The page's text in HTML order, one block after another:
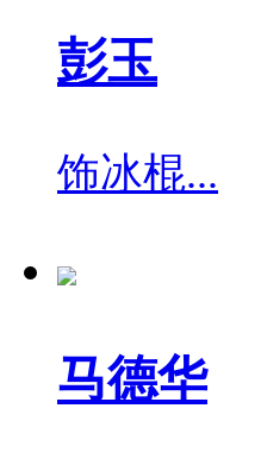
彭玉
饰冰棍...
马德华